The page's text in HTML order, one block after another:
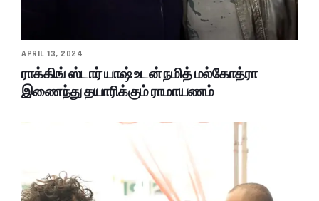
APRIL 13, 2024
ராக்கிங் ஸ்டார் யாஷ் உடன் நமித் மல்கோத்ரா
இணைந்து தயாரிக்கும் ராமாயணம்